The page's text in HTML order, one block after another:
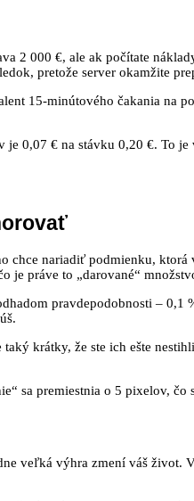
2 000 €, ale ak počítate
pretože server okamžite
15‑minútového čakania na
0,07 € na stávku 0,20 €. To
chce nariadiť podmienku,
je práve to „darované“
pravdepodobnosti – 0,1
krátky, že ste ich ešte
sa premiestnia o 5 pixelov,
veľká výhra zmení váš život.